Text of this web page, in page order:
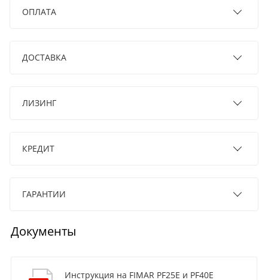
ОПЛАТА
ДОСТАВКА
ЛИЗИНГ
КРЕДИТ
ГАРАНТИИ
Документы
Инструкция на FIMAR PF25E и PF40E